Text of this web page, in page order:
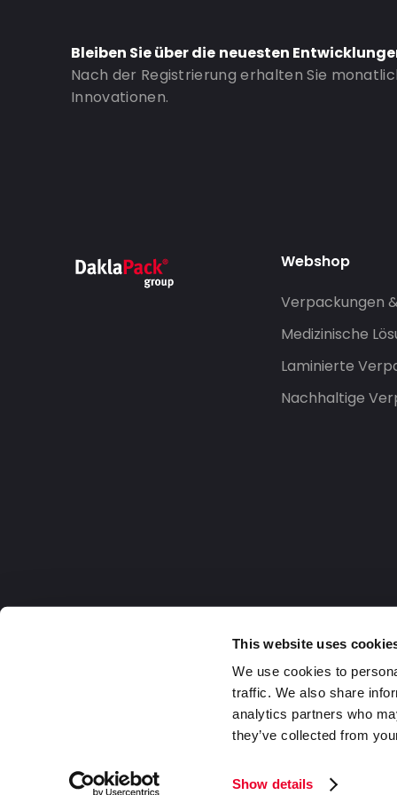
This website uses
We use cookies to
traffic. We also share
analytics partners who
they’ve collected from
Show details
Bleiben Sie über die neuesten
Nach der Registrierung erhalten Sie
Innovationen.
Webshop
Verpackungen
Medizinische
Laminierte
Nachhaltige
2026 DaklaPack Group. Alle Rechte